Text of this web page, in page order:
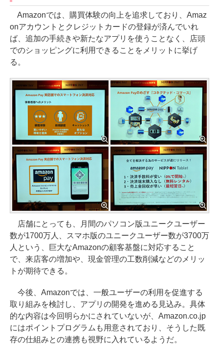
Amazonでは、購買体験の向上を追求しており、Amaz
onアカウントとクレジットカードの登録が済んでいれ
ば、追加の手続きや新たなアプリを使うことなく、店頭
でのショッピングに利用できることをメリットに挙げ
る。
店舗にとっても、月間のパソコン版ユニークユーザー
数が1700万人、スマホ版のユニークユーザー数が3700万
人という、巨大なAmazonの顧客基盤に対応すること
で、来店客の増加や、現金管理の工数削減などのメリッ
トが期待できる。
今後、Amazonでは、一般ユーザーの利用を促進する
取り組みを検討し、アプリの開発を進める見込み。具体
的な内容は今回明らかにされていないが、Amazon.co.jp
にはポイントプログラムも用意されており、そうした既
存の仕組みとの連携も視野に入れているようだ。